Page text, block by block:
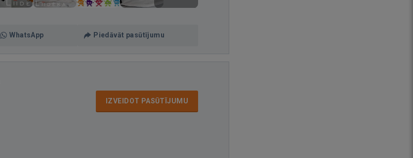
WhatsApp Piedāvāt pasūtījumu
IZVEIDOT PASŪTĪJUMU